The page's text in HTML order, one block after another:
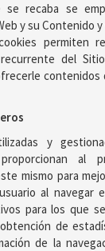
se recaba se
y su Contenido
permiten
del
contenidos
y
al
mismo para
al navegar
para los que
de
de la